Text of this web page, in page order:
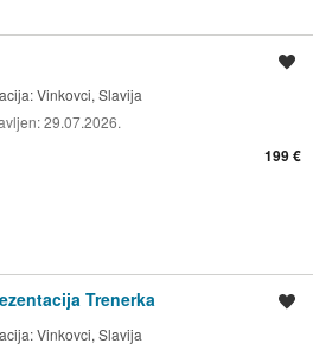
Vinkovci, Slavija
29.07.2026.
199 €
Trenerka
Vinkovci, Slavija